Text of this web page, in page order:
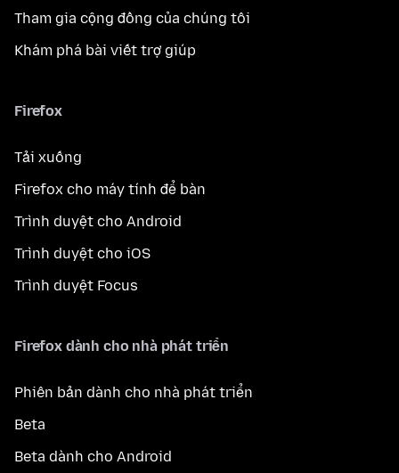
Tham gia cộng đồng của chúng tôi
Khám phá bài viết trợ giúp
Firefox
Tải xuống
Firefox cho máy tính để bàn
Trình duyệt cho Android
Trình duyệt cho iOS
Trình duyệt Focus
Firefox dành cho nhà phát triển
Phiên bản dành cho nhà phát triển
Beta
Beta dành cho Android